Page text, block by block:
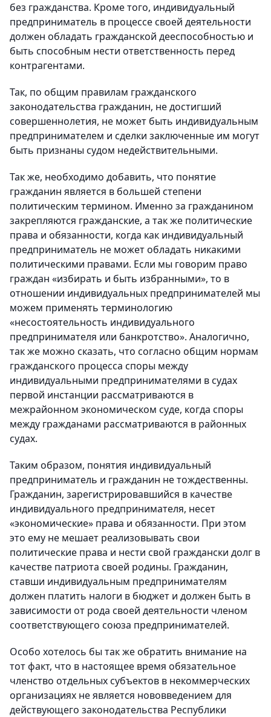
без гражданства. Кроме того, индивидуальный
предприниматель в процессе своей деятельности
должен обладать гражданской дееспособностью и
быть способным нести ответственность перед
контрагентами.
Так, по общим правилам гражданского
законодательства гражданин, не достигший
совершеннолетия, не может быть индивидуальным
предпринимателем и сделки заключенные им могут
быть признаны судом недействительными.
Так же, необходимо добавить, что понятие
гражданин является в большей степени
политическим термином. Именно за гражданином
закрепляются гражданские, а так же политические
права и обязанности, когда как индивидуальный
предприниматель не может обладать никакими
политическими правами. Если мы говорим право
граждан «избирать и быть избранными», то в
отношении индивидуальных предпринимателей мы
можем применять терминологию
«несостоятельность индивидуального
предпринимателя или банкротство». Аналогично,
так же можно сказать, что согласно общим нормам
гражданского процесса споры между
индивидуальными предпринимателями в судах
первой инстанции рассматриваются в
межрайонном экономическом суде, когда споры
между гражданами рассматриваются в районных
судах.
Таким образом, понятия индивидуальный
предприниматель и гражданин не тождественны.
Гражданин, зарегистрировавшийся в качестве
индивидуального предпринимателя, несет
«экономические» права и обязанности. При этом
это ему не мешает реализовывать свои
политические права и нести свой граждански долг в
качестве патриота своей родины. Гражданин,
ставши индивидуальным предпринимателям
должен платить налоги в бюджет и должен быть в
зависимости от рода своей деятельности членом
соответствующего союза предпринимателей.
Особо хотелось бы так же обратить внимание на
тот факт, что в настоящее время обязательное
членство отдельных субъектов в некоммерческих
организациях не является нововведением для
действующего законодательства Республики